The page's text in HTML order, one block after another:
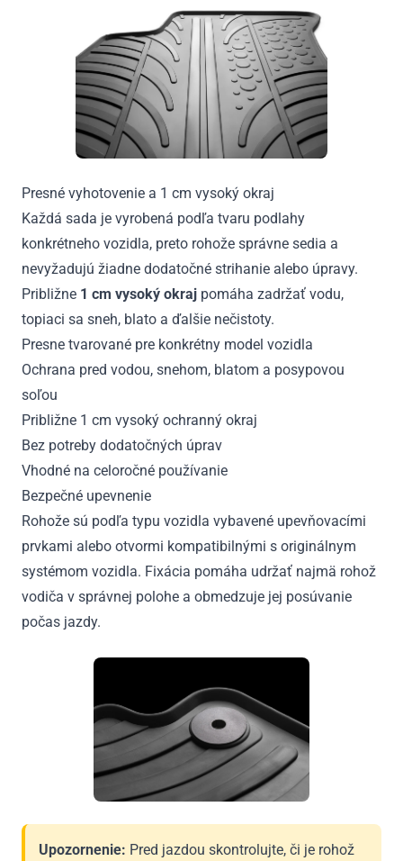
Presné vyhotovenie a 1 cm vysoký okraj
Každá sada je vyrobená podľa tvaru podlahy
konkrétneho vozidla, preto rohože správne sedia a
nevyžadujú žiadne dodatočné strihanie alebo úpravy.
Približne 1 cm vysoký okraj pomáha zadržať vodu,
topiaci sa sneh, blato a ďalšie nečistoty.
Presne tvarované pre konkrétny model vozidla
Ochrana pred vodou, snehom, blatom a posypovou
soľou
Približne 1 cm vysoký ochranný okraj
Bez potreby dodatočných úprav
Vhodné na celoročné používanie
Bezpečné upevnenie
Rohože sú podľa typu vozidla vybavené upevňovacími
prvkami alebo otvormi kompatibilnými s originálnym
systémom vozidla. Fixácia pomáha udržať najmä rohož
vodiča v správnej polohe a obmedzuje jej posúvanie
počas jazdy.
Upozornenie: Pred jazdou skontrolujte, či je rohož